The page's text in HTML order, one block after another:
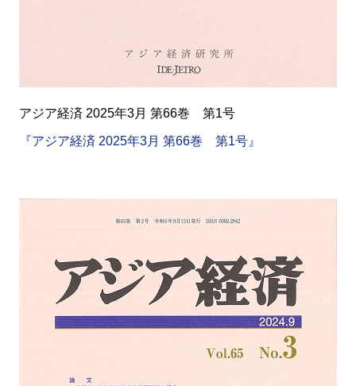
アジア経済 2025年3月 第66巻 第1号
『アジア経済 2025年3月 第66巻 第1号』